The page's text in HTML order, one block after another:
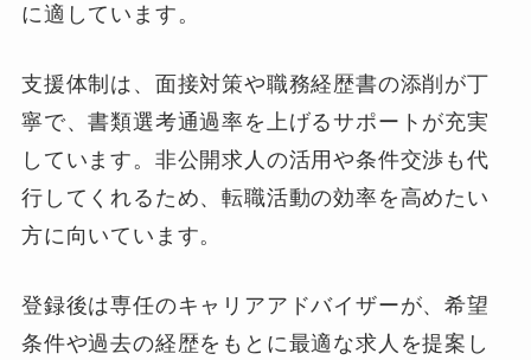
に適しています。
支援体制は、面接対策や職務経歴書の添削が丁
寧で、書類選考通過率を上げるサポートが充実
しています。非公開求人の活用や条件交渉も代
行してくれるため、転職活動の効率を高めたい
方に向いています。
登録後は専任のキャリアアドバイザーが、希望
条件や過去の経歴をもとに最適な求人を提案し